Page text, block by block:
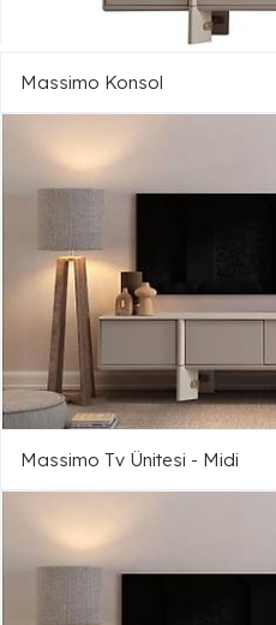
Massimo Konsol
Massimo Tv Ünitesi - Midi